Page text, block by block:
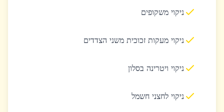
ניקוי משקופים
ניקוי מעקות זכוכית משני הצדדים
ניקוי ויטרינה בסלון
ניקוי לחצני חשמל